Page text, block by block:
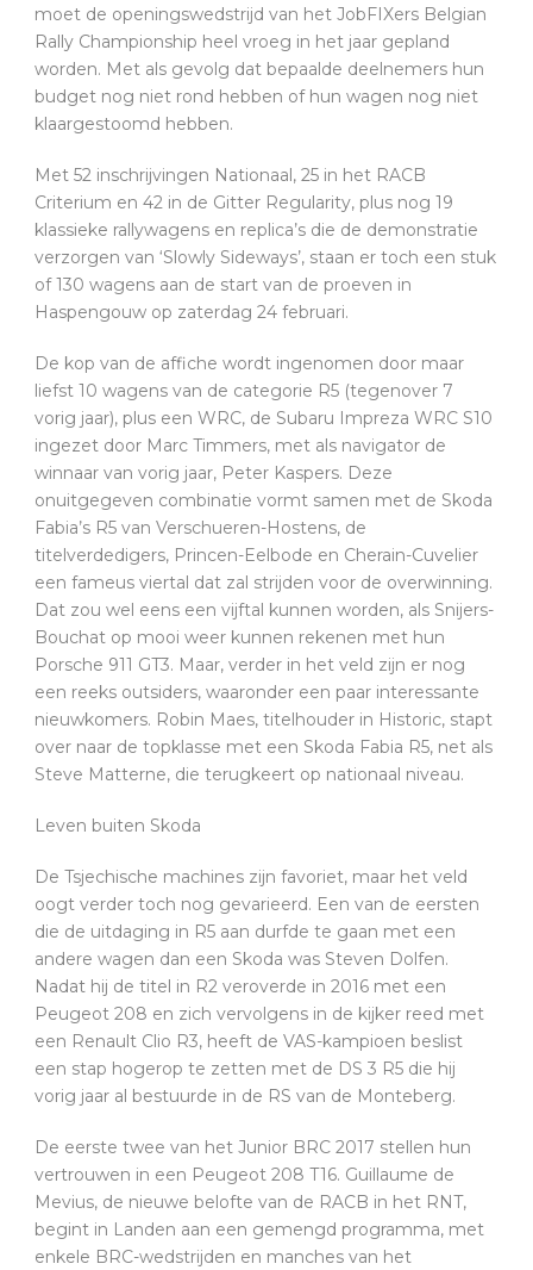
moet de openingswedstrijd van het JobFIXers Belgian
Rally Championship heel vroeg in het jaar gepland
worden. Met als gevolg dat bepaalde deelnemers hun
budget nog niet rond hebben of hun wagen nog niet
klaargestoomd hebben.
Met 52 inschrijvingen Nationaal, 25 in het RACB
Criterium en 42 in de Gitter Regularity, plus nog 19
klassieke rallywagens en replica’s die de demonstratie
verzorgen van ‘Slowly Sideways’, staan er toch een stuk
of 130 wagens aan de start van de proeven in
Haspengouw op zaterdag 24 februari.
De kop van de affiche wordt ingenomen door maar
liefst 10 wagens van de categorie R5 (tegenover 7
vorig jaar), plus een WRC, de Subaru Impreza WRC S10
ingezet door Marc Timmers, met als navigator de
winnaar van vorig jaar, Peter Kaspers. Deze
onuitgegeven combinatie vormt samen met de Skoda
Fabia’s R5 van Verschueren-Hostens, de
titelverdedigers, Princen-Eelbode en Cherain-Cuvelier
een fameus viertal dat zal strijden voor de overwinning.
Dat zou wel eens een vijftal kunnen worden, als Snijers-
Bouchat op mooi weer kunnen rekenen met hun
Porsche 911 GT3. Maar, verder in het veld zijn er nog
een reeks outsiders, waaronder een paar interessante
nieuwkomers. Robin Maes, titelhouder in Historic, stapt
over naar de topklasse met een Skoda Fabia R5, net als
Steve Matterne, die terugkeert op nationaal niveau.
Leven buiten Skoda
De Tsjechische machines zijn favoriet, maar het veld
oogt verder toch nog gevarieerd. Een van de eersten
die de uitdaging in R5 aan durfde te gaan met een
andere wagen dan een Skoda was Steven Dolfen.
Nadat hij de titel in R2 veroverde in 2016 met een
Peugeot 208 en zich vervolgens in de kijker reed met
een Renault Clio R3, heeft de VAS-kampioen beslist
een stap hogerop te zetten met de DS 3 R5 die hij
vorig jaar al bestuurde in de RS van de Monteberg.
De eerste twee van het Junior BRC 2017 stellen hun
vertrouwen in een Peugeot 208 T16. Guillaume de
Mevius, de nieuwe belofte van de RACB in het RNT,
begint in Landen aan een gemengd programma, met
enkele BRC-wedstrijden en manches van het